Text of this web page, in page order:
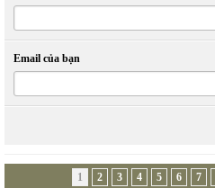
Email của bạn
1 2 3 4 5 6 7